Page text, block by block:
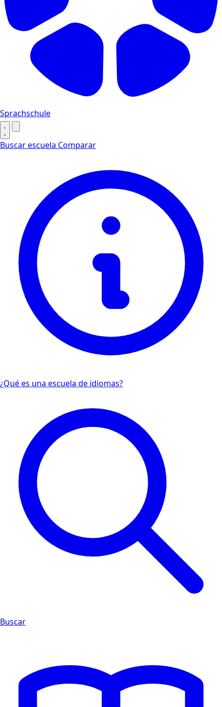
Sprachschule
Buscar escuela Comparar
¿Qué es una escuela de idiomas?
Buscar